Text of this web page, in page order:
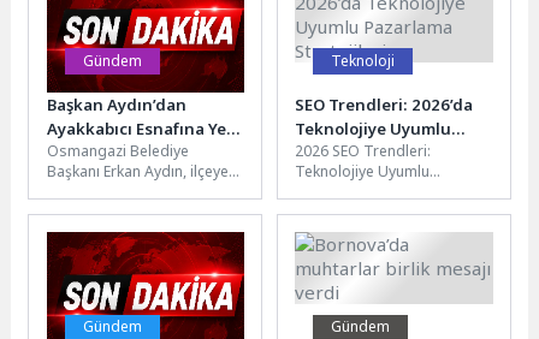
Gündem
Başkan Aydın’dan
Ayakkabıcı Esnafına Yeni
Yer Müjdesi
Osmangazi Belediye
Başkanı Erkan Aydın, ilçeye
sunabilmek amacıyla esnaf
ve mahalle ziyaretlerini...
Teknoloji
SEO Trendleri: 2026’da
Teknolojiye Uyumlu
Pazarlama Stratejileri
2026 SEO Trendleri:
Teknolojiye Uyumlu
dünyası sürekli değişiyor ve
gelişen teknolojiye ayak...
Gündem Gündem